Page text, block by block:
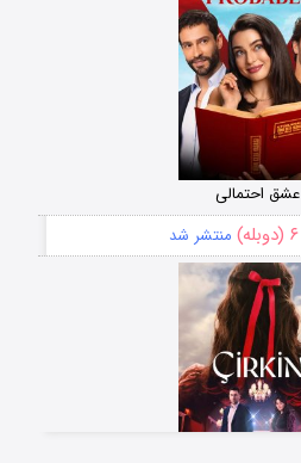
عشق احتمالی
۶ (دوبله) منتشر شد